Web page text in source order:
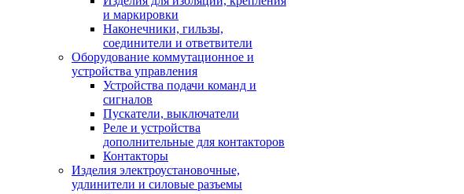
и маркировки
Наконечники, гильзы,
соединители и ответвители
Оборудование коммутационное и
устройства управления
Устройства подачи команд и
сигналов
Пускатели, выключатели
Реле и устройства
дополнительные для контакторов
Контакторы
Изделия электроустановочные,
удлинители и силовые разъемы